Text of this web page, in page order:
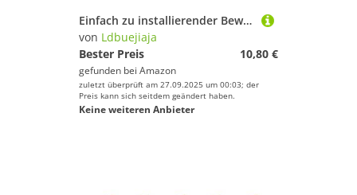
Einfach zu installierender Bewegungsmelder-Schläger, ergonomisches Design, Tennisschläger, Heimunterhaltung, Gadget für NS2 Switch2
von Ldbuejiaja
Bester Preis
10,80 €
gefunden bei Amazon
zuletzt überprüft am 27.09.2025 um 00:03; der
Preis kann sich seitdem geändert haben.
Keine weiteren Anbieter